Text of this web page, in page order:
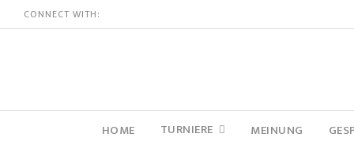
CONNECT WITH:
HOME TURNIERE MEINUNG